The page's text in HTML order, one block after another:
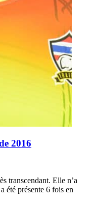
2016
transcendant. Elle n’a
été présente 6 fois en